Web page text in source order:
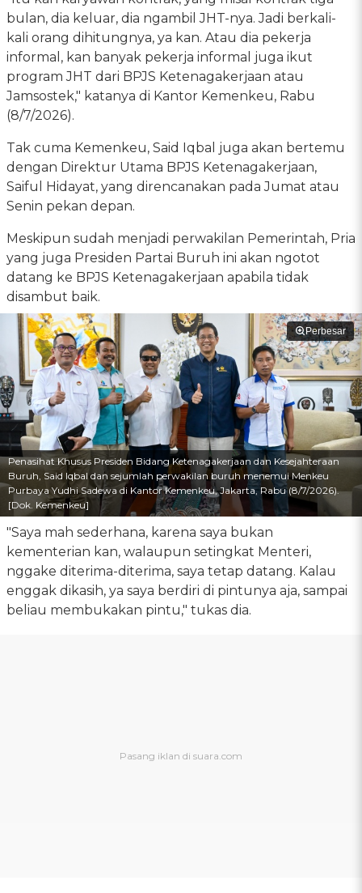
bulan, dia keluar, dia ngambil JHT-nya. Jadi berkali-
kali orang dihitungnya, ya kan. Atau dia pekerja
informal, kan banyak pekerja informal juga ikut
program JHT dari BPJS Ketenagakerjaan atau
Jamsostek," katanya di Kantor Kemenkeu, Rabu
(8/7/2026).
Tak cuma Kemenkeu, Said Iqbal juga akan bertemu
dengan Direktur Utama BPJS Ketenagakerjaan,
Saiful Hidayat, yang direncanakan pada Jumat atau
Senin pekan depan.
Meskipun sudah menjadi perwakilan Pemerintah, Pria
yang juga Presiden Partai Buruh ini akan ngotot
datang ke BPJS Ketenagakerjaan apabila tidak
disambut baik.
Perbesar
Penasihat Khusus Presiden Bidang Ketenagakerjaan dan Kesejahteraan
Buruh, Said Iqbal dan sejumlah perwakilan buruh menemui Menkeu
Purbaya Yudhi Sadewa di Kantor Kemenkeu, Jakarta, Rabu (8/7/2026).
[Dok. Kemenkeu]
"Saya mah sederhana, karena saya bukan
kementerian kan, walaupun setingkat Menteri,
nggake diterima-diterima, saya tetap datang. Kalau
enggak dikasih, ya saya berdiri di pintunya aja, sampai
beliau membukakan pintu," tukas dia.